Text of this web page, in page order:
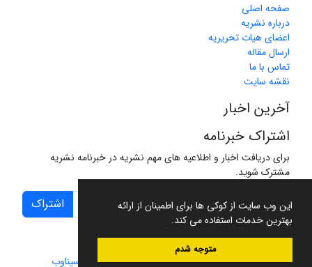
این وب سایت از کوکی ها برای اطمینان از ارائه
بهترین خدمات استفاده می کند.
متوجه شدم
صفحه اصلی
درباره نشریه
اعضای هیات تحریریه
ارسال مقاله
تماس با ما
نقشه سایت
آخرین اخبار
اشتراک خبرنامه
برای دریافت اخبار و اطلاعیه های مهم نشریه در خبرنامه نشریه
مشترک شوید.
اشتراک
سامانه مدیریت نشریات علمی.طراحی و پیاده سازی از سیناوب